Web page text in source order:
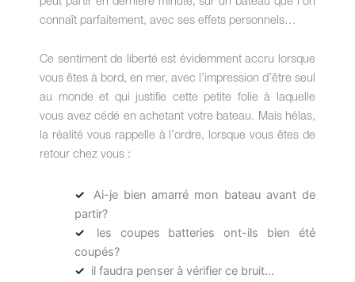
connaît parfaitement, avec ses effets personnels…
Ce sentiment de liberté est évidemment accru lorsque
vous êtes à bord, en mer, avec l’impression d’être seul
au monde et qui justifie cette petite folie à laquelle
vous avez cédé en achetant votre bateau. Mais hélas,
la réalité vous rappelle à l’ordre, lorsque vous êtes de
retour chez vous :
Ai-je bien amarré mon bateau avant de
partir?
les coupes batteries ont-ils bien été
coupés?
il faudra penser à vérifier ce bruit…